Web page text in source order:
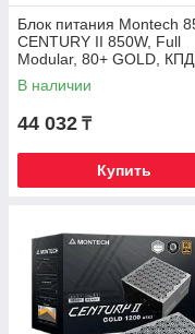
Блок питания Montech
CENTURY II 850W, Full
Modular, 80+ GOLD, КПД
90%, Fan 135mm,
В наличии
44 032 ₸
Купить